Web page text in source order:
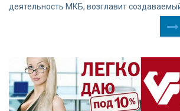
деятельность МКБ, возглавит